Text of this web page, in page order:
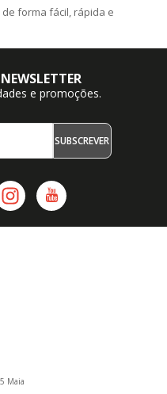
forma fácil, rápida e
e promoções.
SUBSCREVER
Maia